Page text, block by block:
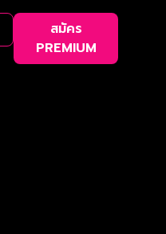
สมัคร
PREMIUM